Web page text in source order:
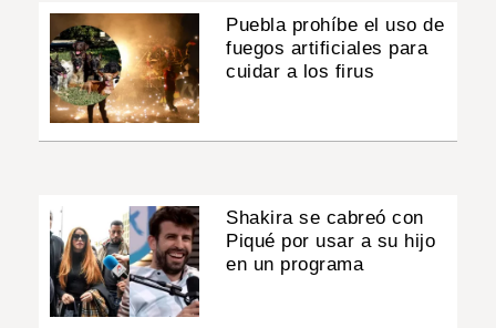
Puebla prohíbe el uso de
fuegos artificiales para
cuidar a los firus
Shakira se cabreó con
Piqué por usar a su hijo
en un programa